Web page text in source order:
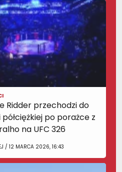
Ridder przechodzi do
po porażce z
na UFC 326
/ 12 MARCA 2026, 16:43